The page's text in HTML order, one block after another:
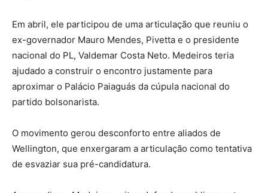
Em abril, ele participou de uma articulação que reuniu o
ex-governador Mauro Mendes, Pivetta e o presidente
nacional do PL, Valdemar Costa Neto. Medeiros teria
ajudado a construir o encontro justamente para
aproximar o Palácio Paiaguás da cúpula nacional do
partido bolsonarista.
O movimento gerou desconforto entre aliados de
Wellington, que enxergaram a articulação como tentativa
de esvaziar sua pré-candidatura.